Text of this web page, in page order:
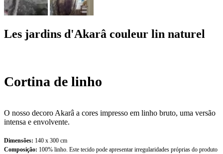
Les jardins d'Akarâ couleur lin naturel
Cortina de linho
O nosso decoro Akarâ a cores impresso em linho bruto, uma versão
intensa e envolvente.
Dimensões: 140 x 300 cm
Composição: 100% linho. Este tecido pode apresentar irregularidades próprias do produto